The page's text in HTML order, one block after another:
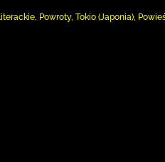
Powroty, Tokio (Japonia),